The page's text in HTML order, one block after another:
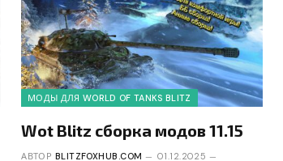
МОДЫ ДЛЯ WORLD OF TANKS BLITZ
Wot Blitz сборка модов 11.15
АВТОР BLITZFOXHUB.COM
01.12.2025